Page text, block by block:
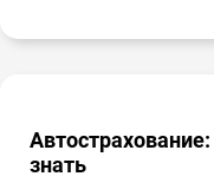
знать